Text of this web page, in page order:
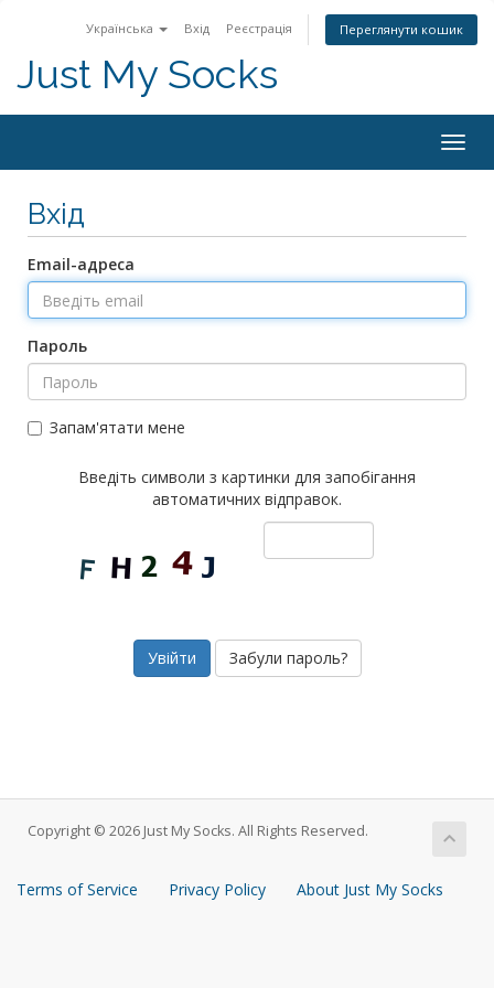
Українська Вхід Реєстрація Переглянути кошик
Just My Socks
Вхід
Email-адреса
Пароль
Запам'ятати мене
Введіть символи з картинки для запобігання
автоматичних відправок.
Забули пароль?
Copyright © 2026 Just My Socks. All Rights Reserved.
Terms of Service Privacy Policy About Just My Socks